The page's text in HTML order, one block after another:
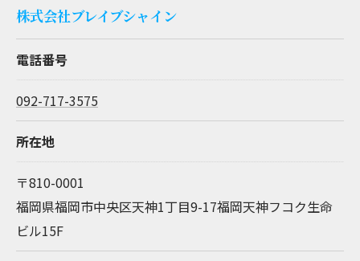
株式会社ブレイブシャイン
電話番号
092-717-3575
所在地
〒810-0001
福岡県福岡市中央区天神1丁目9-17福岡天神フコク生命
ビル15F